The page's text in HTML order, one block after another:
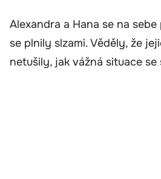
Alexandra a Hana se na
se plnily slzami. Věděly, že
netušily, jak vážná situace se